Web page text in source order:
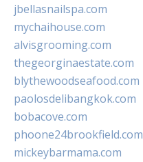
jbellasnailspa.com
mychaihouse.com
alvisgrooming.com
thegeorginaestate.com
blythewoodseafood.com
paolosdelibangkok.com
bobacove.com
phoone24brookfield.com
mickeybarmama.com